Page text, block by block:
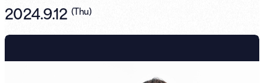
2024.9.12 (Thu)